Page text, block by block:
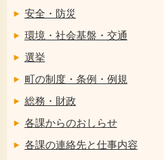
安全・防災
環境・社会基盤・交通
選挙
町の制度・条例・例規
総務・財政
各課からのおしらせ
各課の連絡先と仕事内容